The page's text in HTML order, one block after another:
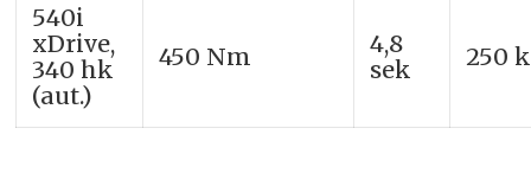
540i
xDrive,
340 hk
(aut.)
450 Nm
4,8
sek
250